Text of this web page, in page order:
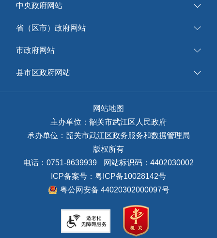
中央政府网站
省（区市）政府网站
市政府网站
县市区政府网站
网站地图
主办单位：韶关市武江区人民政府
承办单位：韶关市武江区政务服务和数据管理局
版权所有
电话：0751-8639939
网站标识码：4402030002
ICP备案号： 粤ICP备10028142号
粤公网安备 44020302000097号